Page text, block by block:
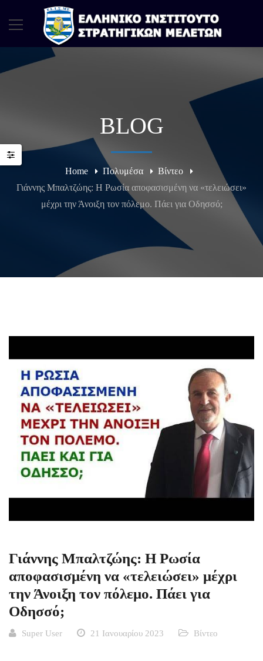
BLOG
Home Πολυμέσα
Βίντεο
Γιάννης Μπαλτζώης: Η Ρωσία αποφασισμένη να «τελειώσει»
μέχρι την Άνοιξη τον πόλεμο. Πάει για Οδησσό;
Γιάννης Μπαλτζώης: Η Ρωσία
αποφασισμένη να «τελειώσει» μέχρι
την Άνοιξη τον πόλεμο. Πάει για
Οδησσό;
Super User 21 Ιανουαρίου 2023 Βίντεο